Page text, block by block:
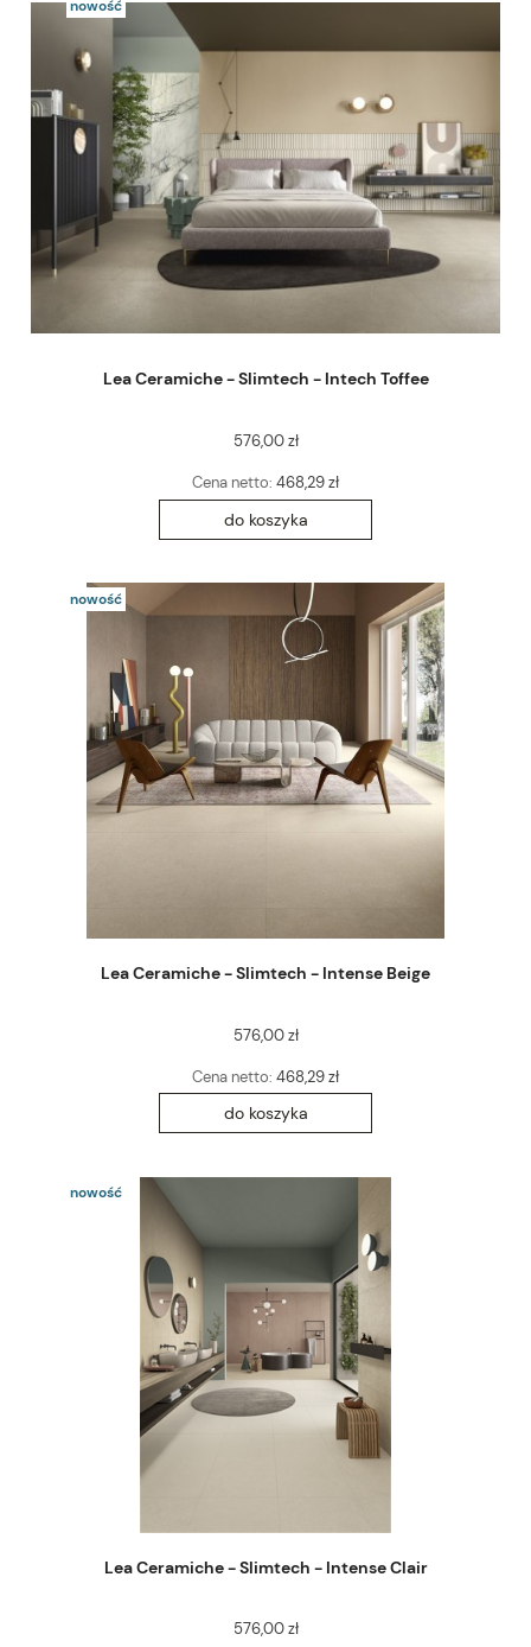
Lea Ceramiche - Slimtech - Intech Toffee
576,00 zł
Cena netto: 468,29 zł
do koszyka
nowość
Lea Ceramiche - Slimtech - Intense Beige
576,00 zł
Cena netto: 468,29 zł
do koszyka
nowość
Lea Ceramiche - Slimtech - Intense Clair
576,00 zł
nowość